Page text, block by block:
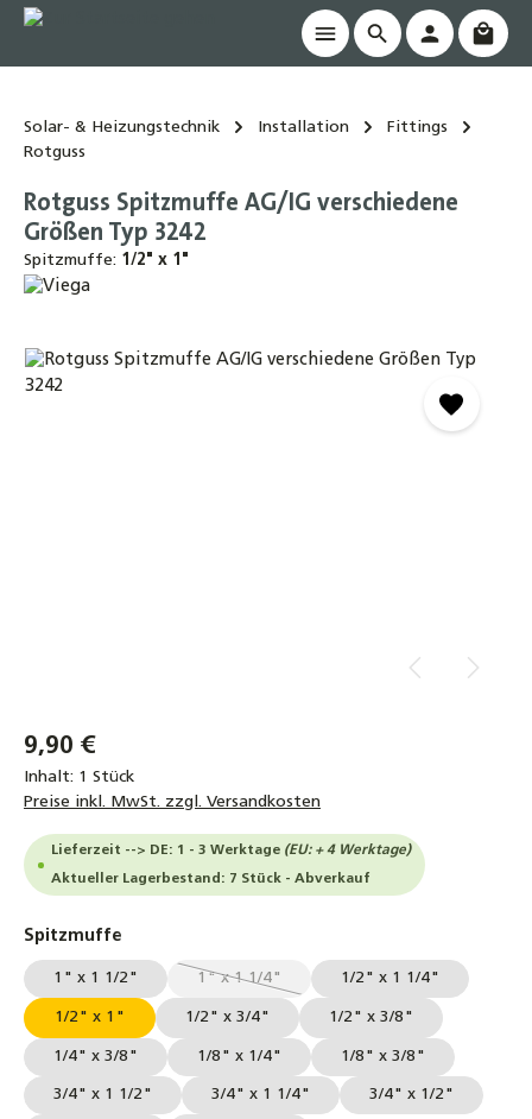
springen
Solar- & Heizungstechnik Installation
Fittings
Rotguss
Rotguss Spitzmuffe AG/IG verschiedene
Größen Typ 3242
Spitzmuffe: 1/2" x 1"
Bildergalerie überspringen
9,90 €
Inhalt: 1 Stück
Preise inkl. MwSt. zzgl. Versandkosten
Lieferzeit --> DE: 1 - 3 Werktage (EU: + 4 Werktage)
Aktueller Lagerbestand: 7 Stück - Abverkauf
Spitzmuffe
1" x 1 1/2" 1" x 1 1/4"
(Diese Option ist zurzeit nicht verfügbar.)
1/2" x 1 1/4"
1/2" x 1" 1/2" x 3/4" 1/2" x 3/8"
1/4" x 3/8" 1/8" x 1/4" 1/8" x 3/8"
3/4" x 1 1/2" 3/4" x 1 1/4" 3/4" x 1/2"